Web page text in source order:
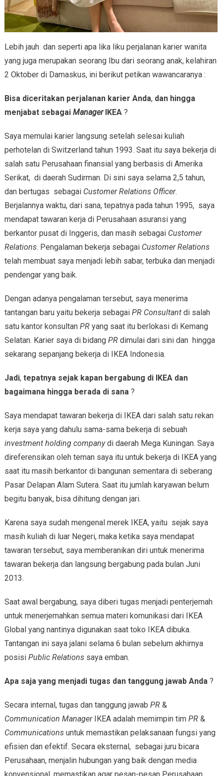
Lebih jauh dan seperti apa lika liku perjalanan karier wanita
yang juga merupakan seorang Ibu dari seorang anak, kelahiran
2 Oktober di Damaskus, ini berikut petikan wawancaranya :
Bisa diceritakan perjalanan karier Anda, dan hingga
menjabat sebagai ManagerIKEA ?
Saya memulai karier langsung setelah selesai kuliah
perhotelan di Switzerland tahun 1993. Saat itu saya bekerja di
salah satu Perusahaan finansial yang berbasis di Amerika
Serikat, di daerah Sudirman. Di sini saya selama 2,5 tahun,
dan bertugas sebagai Customer Relations Officer.
Berjalannya waktu, dari sana, tepatnya pada tahun 1995, saya
mendapat tawaran kerja di Perusahaan asuransi yang
berkantor pusat di Inggeris, dan masih sebagai Customer
Relations. Pengalaman bekerja sebagai Customer Relations
telah membuat saya menjadi lebih sabar, terbuka dan menjadi
pendengar yang baik.
Dengan adanya pengalaman tersebut, saya menerima
tantangan baru yaitu bekerja sebagai PR Consultantdi salah
satu kantor konsultan PRyang saat itu berlokasi di Kemang
Selatan. Karier saya di bidang PRdimulai dari sini dan hingga
sekarang sepanjang bekerja di IKEA Indonesia.
Jadi, tepatnya sejak kapan bergabung di IKEA dan
bagaimana hingga berada di sana ?
Saya mendapat tawaran bekerja di IKEA dari salah satu rekan
kerja saya yang dahulu sama-sama bekerja di sebuah
investment holding companydi daerah Mega Kuningan. Saya
direferensikan oleh teman saya itu untuk bekerja di IKEA yang
saat itu masih berkantor di bangunan sementara di seberang
Pasar Delapan Alam Sutera. Saat itu jumlah karyawan belum
begitu banyak, bisa dihitung dengan jari.
Karena saya sudah mengenal merek IKEA, yaitu sejak saya
masih kuliah di luar Negeri, maka ketika saya mendapat
tawaran tersebut, saya memberanikan diri untuk menerima
tawaran bekerja dan langsung bergabung pada bulan Juni
2013.
Saat awal bergabung, saya diberi tugas menjadi penterjemah
untuk menerjemahkan semua materi komunikasi dari IKEA
Global yang nantinya digunakan saat toko IKEA dibuka.
Tantangan ini saya jalani selama 6 bulan sebelum akhirnya
posisi Public Relations saya emban.
Apa saja yang menjadi tugas dan tanggung jawab Anda ?
Secara internal, tugas dan tanggung jawab PR&
Communication ManagerIKEA adalah memimpin tim PR&
Communicationsuntuk memastikan pelaksanaan fungsi yang
efisien dan efektif. Secara eksternal, sebagai juru bicara
Perusahaan, menjalin hubungan yang baik dengan media